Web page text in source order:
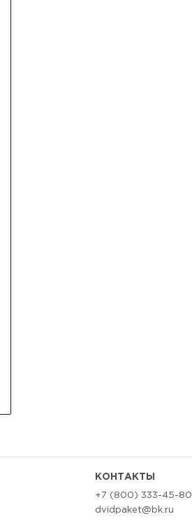
КОНТАКТЫ
+7 (800) 333-45-80
dvidpaket@bk.ru